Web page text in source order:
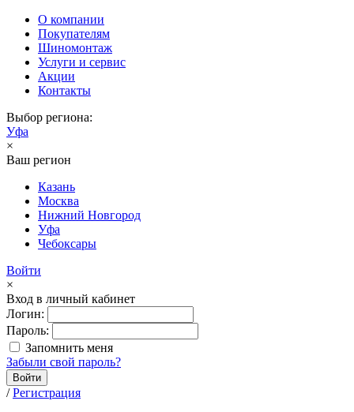
О компании
Покупателям
Шиномонтаж
Услуги и сервис
Акции
Контакты
Выбор региона:
Уфа
×
Ваш регион
Казань
Москва
Нижний Новгород
Уфа
Чебоксары
Войти
×
Вход в личный кабинет
Логин:
Пароль:
Запомнить меня
Забыли свой пароль?
Войти
/ Регистрация